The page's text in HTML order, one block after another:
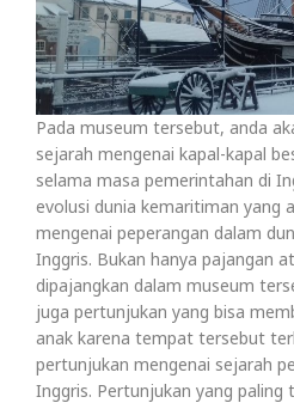
Pada museum tersebut, anda
sejarah mengenai kapal-kapal
selama masa pemerintahan di
evolusi dunia kemaritiman yang
mengenai peperangan dalam
Inggris. Bukan hanya pajangan
dipajangkan dalam museum
juga pertunjukan yang bisa
anak karena tempat tersebut
pertunjukan mengenai sejarah
Inggris. Pertunjukan yang paling